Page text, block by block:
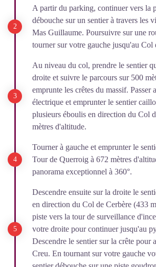
A partir du parking, continuer vers la
débouche sur un sentier à travers les
Mas Guillaume. Poursuivre sur une
tourner sur votre gauche jusqu'au Col
Au niveau du col, prendre le sentier
droite et suivre le parcours sur 500
emprunte les crêtes du massif. Passer
électrique et emprunter le sentier
plusieurs éboulis en direction du Col
mètres d'altitude.
Tourner à gauche et emprunter le
Tour de Querroig à 672 mètres
panorama exceptionnel à 360°.
Descendre ensuite sur la droite le
en direction du Col de Cerbère (433
piste vers la tour de surveillance
votre droite pour continuer jusqu'au
Descendre le sentier sur la crête pour
Creu. En tournant sur votre gauche